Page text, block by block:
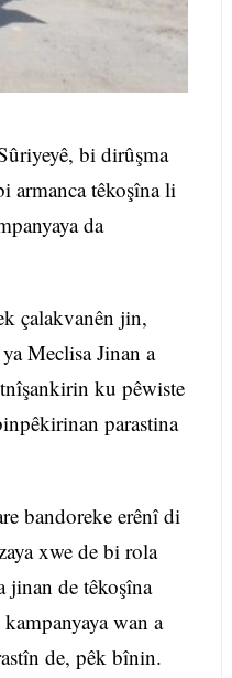
bi dirûşma
armanca têkoşîna li
da
çalakvanên jin,
Meclisa Jinan a
ku pêwiste
parastina
bandoreke erênî di
xwe de bi rola
jinan de têkoşîna
wan a
de, pêk bînin.